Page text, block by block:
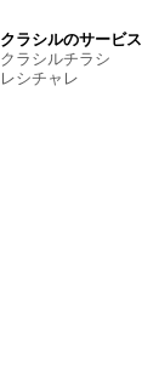
クラシルのサービス
クラシルチラシ
レシチャレ